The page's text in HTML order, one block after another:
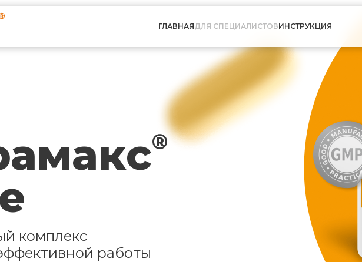
ГЛАВНАЯДЛЯ СПЕЦИАЛИСТОВИНСТРУКЦИЯ
®
комплекс
работы